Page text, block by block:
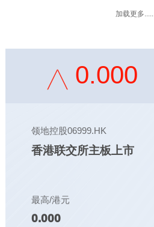
加载更多.....
0.000
领地控股06999.HK
香港联交所主板上市
最高/港元
0.000